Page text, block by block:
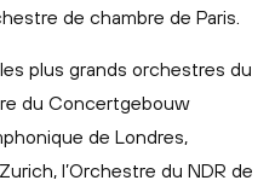
de chambre de Paris.
plus grands orchestres du
du Concertgebouw
de Londres,
l’Orchestre du NDR de